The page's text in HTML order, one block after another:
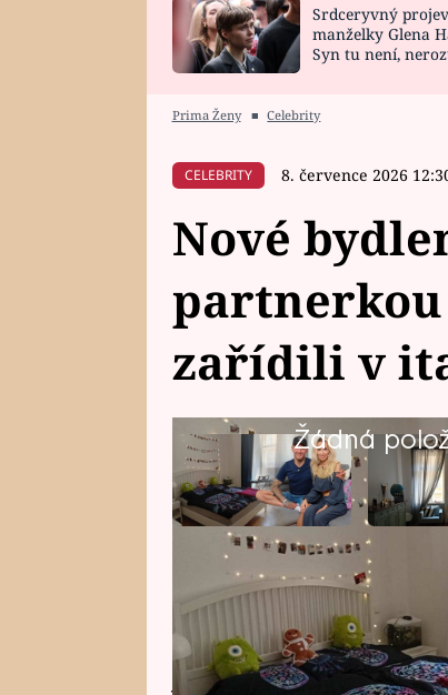
HOROSKOP NA
CELEBRITY
VAŘENÍ
Srdceryvný projev
manželky Glena
Syn tu není,
Prima Ženy ■ Celebrity
CELEBRITY 8. července 2026
Nové
zařídili v
Žádná
Zpěvák Sámer Issa s o tři
a modelkou Lucií Junk
vybrali ten, který se
jejich království vypadá?